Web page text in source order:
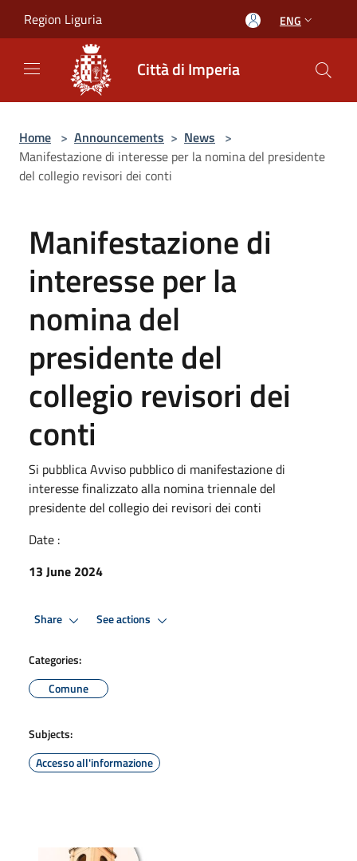
Region Liguria ENG
Città di Imperia
Home > Announcements > News >
Manifestazione di interesse per la nomina del presidente
del collegio revisori dei conti
Manifestazione di
interesse per la
nomina del
presidente del
collegio revisori dei
conti
Si pubblica Avviso pubblico di manifestazione di
interesse finalizzato alla nomina triennale del
presidente del collegio dei revisori dei conti
Date :
13 June 2024
Share See actions
Categories:
Comune
Subjects:
Accesso all'informazione